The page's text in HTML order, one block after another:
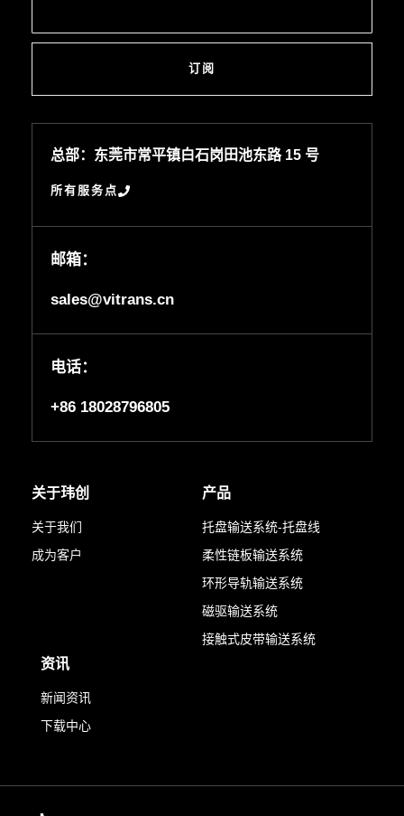
订阅
总部：东莞市常平镇白石岗田池东路 15 号
所有服务点
邮箱：
sales@vitrans.cn
电话：
+86 18028796805
关于玮创
关于我们
成为客户
产品
托盘输送系统-托盘线
柔性链板输送系统
环形导轨输送系统
磁驱输送系统
接触式皮带输送系统
资讯
新闻资讯
下载中心